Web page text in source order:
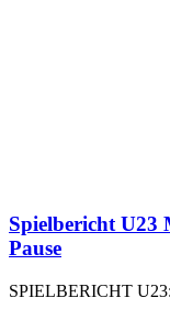
Spielbericht U23
Pause
SPIELBERICHT U23: